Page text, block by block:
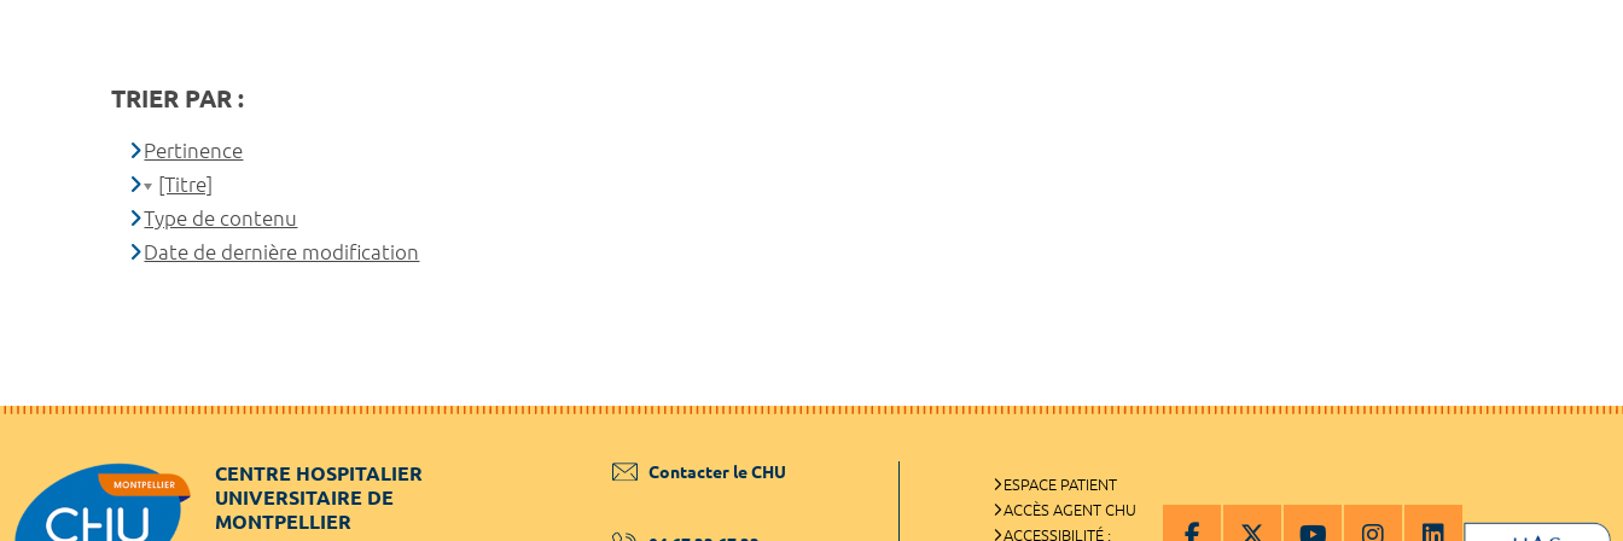
TRIER PAR :
Pertinence
[Titre]
Type de contenu
Date de dernière modification
CENTRE HOSPITALIER
UNIVERSITAIRE DE
MONTPELLIER
Contacter le CHU
ESPACE PATIENT
ACCÈS AGENT CHU
ACCESSIBILITÉ :